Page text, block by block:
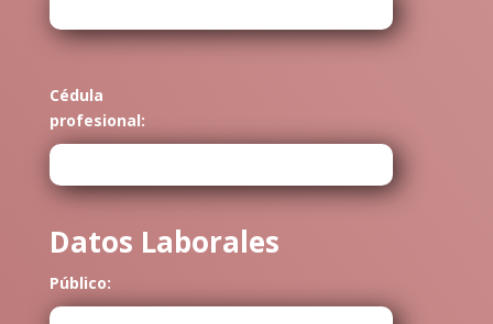
Cédula
profesional:
Datos Laborales
Público: